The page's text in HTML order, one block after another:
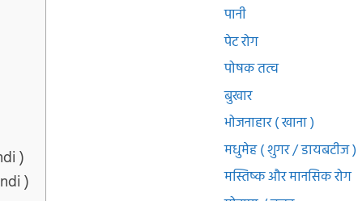
)
)
पानी
पेट रोग
पोषक तत्व
बुखार
भोजनाहार ( खाना )
मधुमेह ( शुगर / डायबटीज )
मस्तिष्क और मानसिक रोग